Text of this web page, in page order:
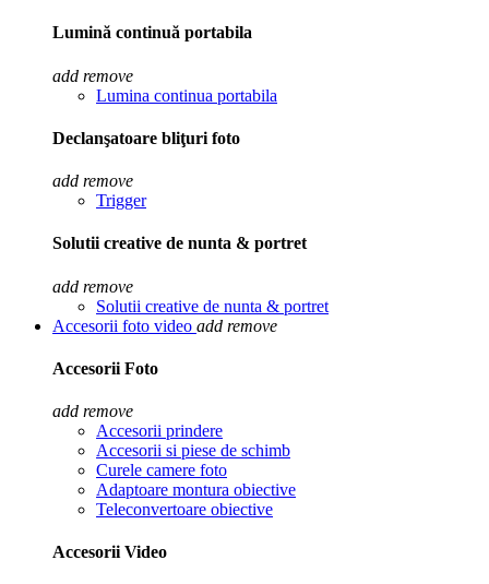
Lumină continuă portabila
add remove
Lumina continua portabila
Declanşatoare bliţuri foto
add remove
Trigger
Solutii creative de nunta & portret
add remove
Solutii creative de nunta & portret
Accesorii foto video add remove
Accesorii Foto
add remove
Accesorii prindere
Accesorii si piese de schimb
Curele camere foto
Adaptoare montura obiective
Teleconvertoare obiective
Accesorii Video